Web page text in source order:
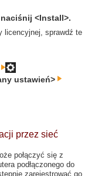
<Install>.
licencyjnej, sprawdź te
ustawień>
przez sieć
połączyć się z
podłączonego do
zarejestrować go